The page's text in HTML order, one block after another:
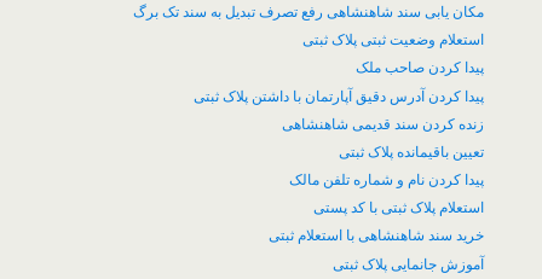
مکان یابی سند شاهنشاهی رفع تصرف تبدیل به سند تک برگ
استعلام وضعیت ثبتی پلاک ثبتی
پیدا کردن صاحب ملک
پیدا کردن آدرس دقیق آپارتمان با داشتن پلاک ثبتی
زنده کردن سند قدیمی شاهنشاهی
تعیین باقیمانده پلاک ثبتی
پیدا کردن نام و شماره تلفن مالک
استعلام پلاک ثبتی با کد پستی
خرید سند شاهنشاهی با استعلام ثبتی
آموزش جانمایی پلاک ثبتی